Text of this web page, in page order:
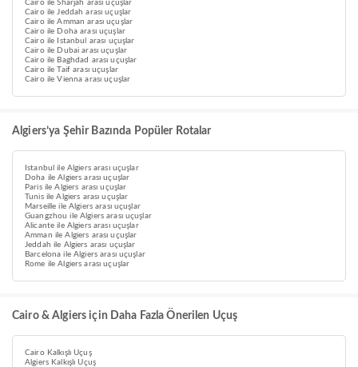
Cairo ile Sharjah arası uçuşlar
Cairo ile Jeddah arası uçuşlar
Cairo ile Amman arası uçuşlar
Cairo ile Doha arası uçuşlar
Cairo ile Istanbul arası uçuşlar
Cairo ile Dubai arası uçuşlar
Cairo ile Baghdad arası uçuşlar
Cairo ile Taif arası uçuşlar
Cairo ile Vienna arası uçuşlar
Algiers’ya Şehir Bazında Popüler Rotalar
Istanbul ile Algiers arası uçuşlar
Doha ile Algiers arası uçuşlar
Paris ile Algiers arası uçuşlar
Tunis ile Algiers arası uçuşlar
Marseille ile Algiers arası uçuşlar
Guangzhou ile Algiers arası uçuşlar
Alicante ile Algiers arası uçuşlar
Amman ile Algiers arası uçuşlar
Jeddah ile Algiers arası uçuşlar
Barcelona ile Algiers arası uçuşlar
Rome ile Algiers arası uçuşlar
Cairo & Algiers için Daha Fazla Önerilen Uçuş
Cairo Kalkışlı Uçuş
Algiers Kalkışlı Uçuş